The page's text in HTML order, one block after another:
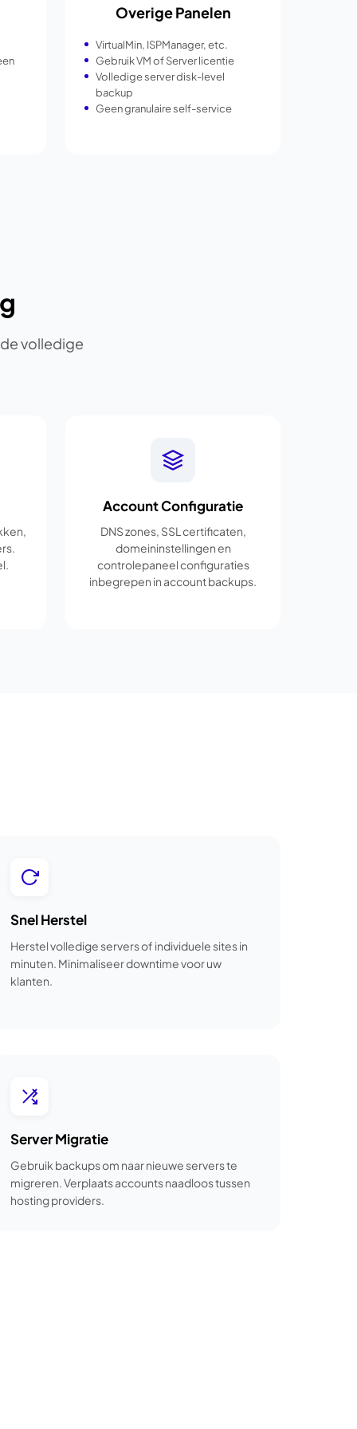
Overige Panelen
VirtualMin, ISPManager, etc.
Gebruik VM of Server licentie
Volledige server disk-level
backup
Geen granulaire self-service
volledige
Account Configuratie
DNS zones, SSL certificaten,
domeininstellingen en
controlepaneel configuraties
inbegrepen in account backups.
Snel Herstel
Herstel volledige servers of individuele sites in
minuten. Minimaliseer downtime voor uw
klanten.
Server Migratie
Gebruik backups om naar nieuwe servers te
migreren. Verplaats accounts naadloos tussen
hosting providers.